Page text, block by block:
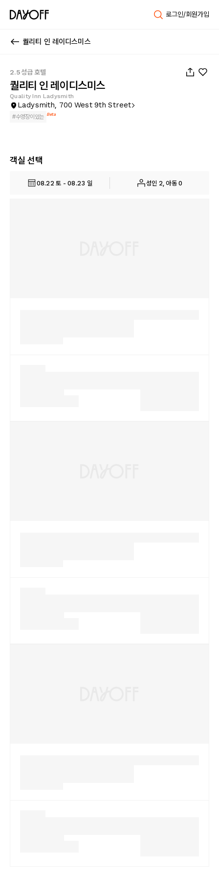
로그인/회원가입
퀄리티 인 레이디스미스
2.5성급 호텔
퀄리티 인 레이디스미스
Quality Inn Ladysmith
Ladysmith, 700 West 9th Street
#수영장이있는 Beta
객실 선택
08.22 토 - 08.23 일 성인 2, 아동 0